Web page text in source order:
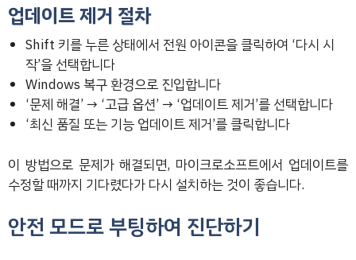
업데이트 제거 절차
Shift 키를 누른 상태에서 전원 아이콘을 클릭하여 ‘다시 시
작’을 선택합니다
Windows 복구 환경으로 진입합니다
‘문제 해결’ → ‘고급 옵션’ → ‘업데이트 제거’를 선택합니다
‘최신 품질 또는 기능 업데이트 제거’를 클릭합니다
이 방법으로 문제가 해결되면, 마이크로소프트에서 업데이트를
수정할 때까지 기다렸다가 다시 설치하는 것이 좋습니다.
안전 모드로 부팅하여 진단하기